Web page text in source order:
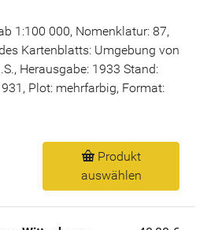
1:100 000, Nomenklatur: 87,
Kartenblatts: Umgebung von
Herausgabe: 1933 Stand:
Plot: mehrfarbig, Format:
Produkt
auswählen